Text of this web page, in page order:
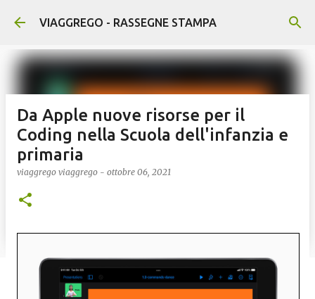
Passa ai contenuti principali
VIAGGREGO - RASSEGNE STAMPA
Da Apple nuove risorse per il
Coding nella Scuola dell'infanzia e
primaria
viaggrego viaggrego - ottobre 06, 2021